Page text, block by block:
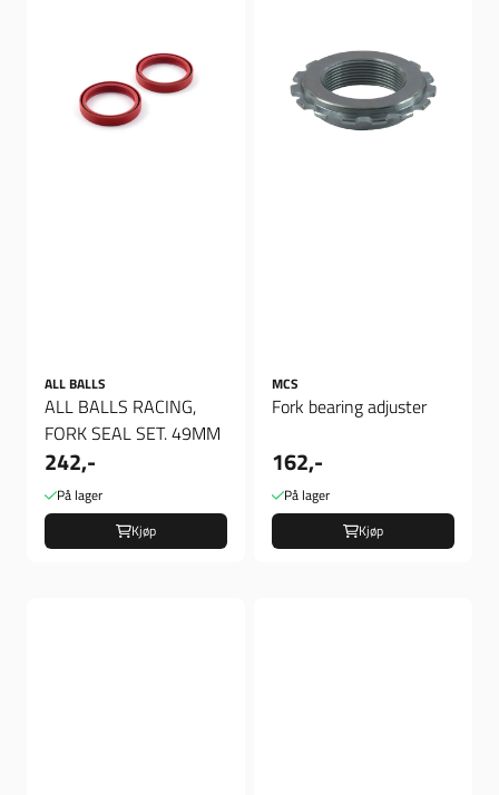
ALL BALLS
ALL BALLS RACING,
FORK SEAL SET. 49MM
242,-
På lager
Kjøp
MCS
Fork bearing adjuster
162,-
På lager
Kjøp